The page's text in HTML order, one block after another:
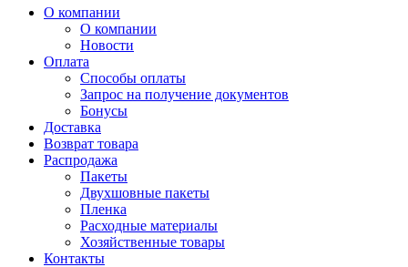
О компании
О компании
Новости
Оплата
Способы оплаты
Запрос на получение документов
Бонусы
Доставка
Возврат товара
Распродажа
Пакеты
Двухшовные пакеты
Пленка
Расходные материалы
Хозяйственные товары
Контакты